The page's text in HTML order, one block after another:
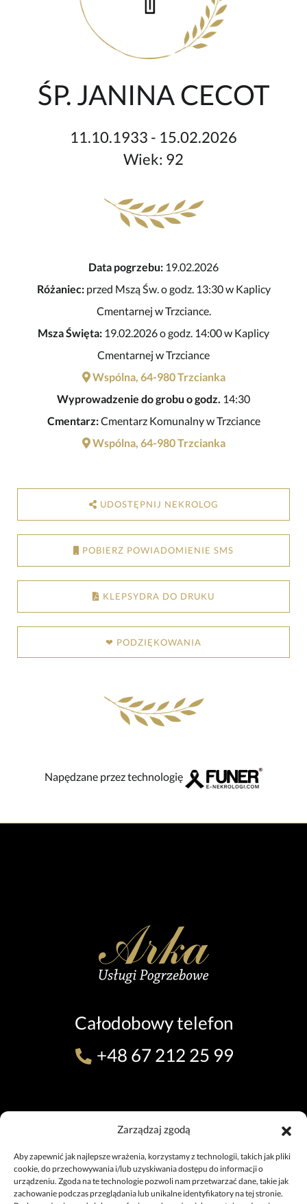
Zarządzaj zgodą
Aby zapewnić jak najlepsze wrażenia, korzystamy z technologii, takich jak pliki
cookie, do przechowywania i/lub uzyskiwania dostępu do informacji o
urządzeniu. Zgoda na te technologie pozwoli nam przetwarzać dane, takie jak
zachowanie podczas przeglądania lub unikalne identyfikatory na tej stronie.
ŚP. JANINA CECOT
11.10.1933 - 15.02.2026
Wiek: 92
Data pogrzebu: 19.02.2026
Różaniec:przed Mszą Św. o godz. 13:30 w Kaplicy
Cmentarnej w Trzciance.
Msza Święta: 19.02.2026 o godz. 14:00 w Kaplicy
Cmentarnej w Trzciance
Wspólna, 64-980 Trzcianka
Wyprowadzenie do grobu o godz. 14:30
Cmentarz:Cmentarz Komunalny w Trzciance
Wspólna, 64-980 Trzcianka
UDOSTĘPNIJ NEKROLOG
POBIERZ POWIADOMIENIE SMS
KLEPSYDRA DO DRUKU
❤ PODZIĘKOWANIA
Napędzane przez technologię
Całodobowy telefon
+48 67 212 25 99
ul. 11 Listopada 7, 64-920 Piła
+48 67 212 25 99
pila@uslugipogrzebowe.pila.pl